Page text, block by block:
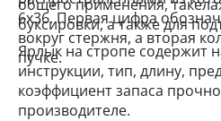
общего применения,
буксировки, а также для
6x36. Первая цифра
вокруг стержня, а вторая
пучке.
Ярлык на стропе содержит
инструкции, тип, длину,
коэффициент запаса
производителе.